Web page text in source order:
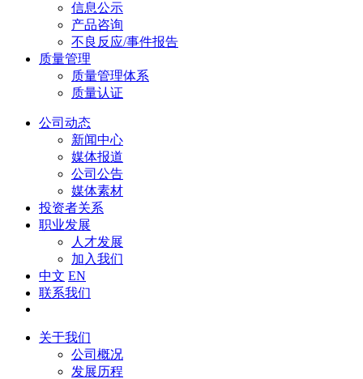
信息公示
产品咨询
不良反应/事件报告
质量管理
质量管理体系
质量认证
公司动态
新闻中心
媒体报道
公司公告
媒体素材
投资者关系
职业发展
人才发展
加入我们
中文 EN
联系我们
关于我们
公司概况
发展历程